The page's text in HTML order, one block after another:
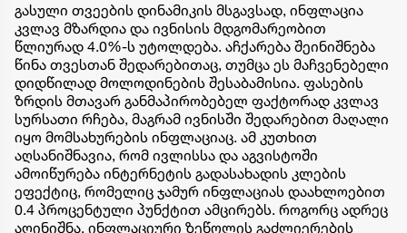
გასული თვეების დინამიკის მსგავსად, ინფლაცია
კვლავ მზარდია და ივნისის მდგომარეობით
წლიურად 4.0%-ს უტოლდება. აჩქარება შეინიშნება
წინა თვესთან შედარებითაც, თუმცა ეს მაჩვენებელი
დიდწილად მოლოდინების შესაბამისია. ფასების
ზრდის მთავარ განმაპირობებელ ფაქტორად კვლავ
სურსათი რჩება, მაგრამ ივნისში შედარებით მაღალი
იყო მომსახურების ინფლაციაც. ამ კუთხით
აღსანიშნავია, რომ ივლისსა და აგვისტოში
ამოიწურება ინტერნეტის გადასახადის კლების
ეფექტიც, რომელიც ჯამურ ინფლაციას დაახლოებით
0.4 პროცენტული პუნქტით ამცირებს. როგორც ადრეც
აღინიშნა, ინფლაციური ზეწოლის გაძლიერების